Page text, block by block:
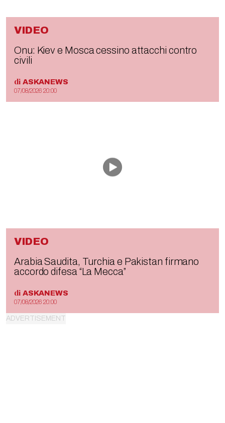
VIDEO
Onu: Kiev e Mosca cessino attacchi contro
civili
di ASKANEWS
07/08/2026 20:00
VIDEO
Arabia Saudita, Turchia e Pakistan firmano
accordo difesa “La Mecca”
di ASKANEWS
07/08/2026 20:00